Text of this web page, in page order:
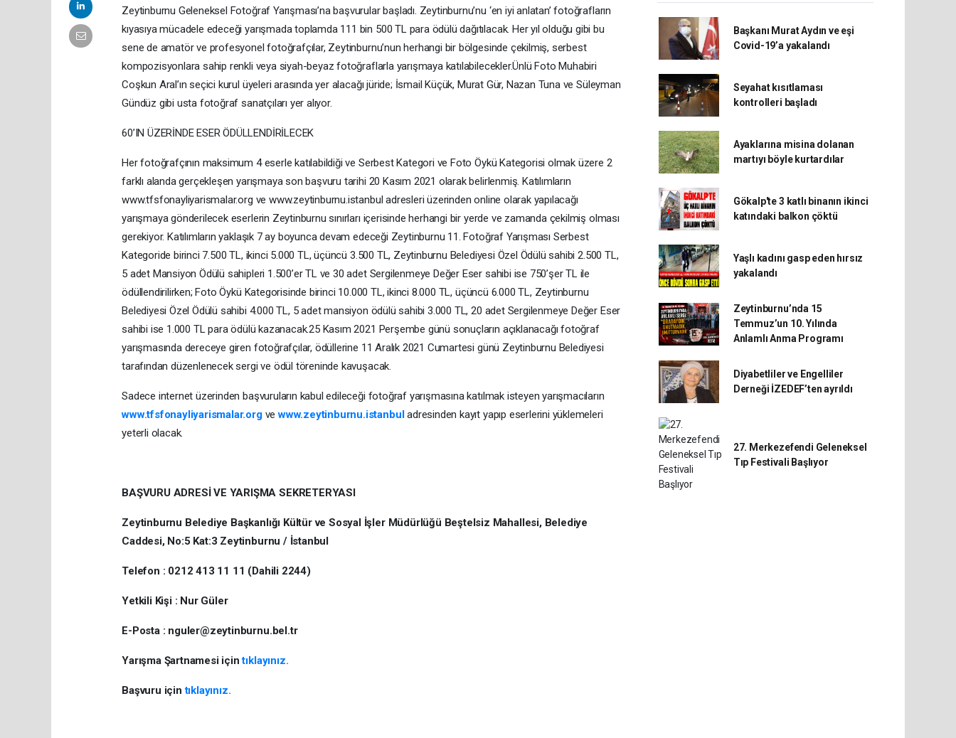
Zeytinburnu Geleneksel Fotoğraf Yarışması’na başvurular başladı. Zeytinburnu’nu ‘en iyi anlatan’ fotoğrafların
kıyasıya mücadele edeceği yarışmada toplamda 111 bin 500 TL para ödülü dağıtılacak. Her yıl olduğu gibi bu
sene de amatör ve profesyonel fotoğrafçılar, Zeytinburnu’nun herhangi bir bölgesinde çekilmiş, serbest
kompozisyonlara sahip renkli veya siyah-beyaz fotoğraflarla yarışmaya katılabilecekler.Ünlü Foto Muhabiri
Coşkun Aral’ın seçici kurul üyeleri arasında yer alacağı jüride; İsmail Küçük, Murat Gür, Nazan Tuna ve Süleyman
Gündüz gibi usta fotoğraf sanatçıları yer alıyor.
60’IN ÜZERİNDE ESER ÖDÜLLENDİRİLECEK
Her fotoğrafçının maksimum 4 eserle katılabildiği ve Serbest Kategori ve Foto Öykü Kategorisi olmak üzere 2
farklı alanda gerçekleşen yarışmaya son başvuru tarihi 20 Kasım 2021 olarak belirlenmiş. Katılımların
www.tfsfonayliyarismalar.org ve www.zeytinburnu.istanbul adresleri üzerinden online olarak yapılacağı
yarışmaya gönderilecek eserlerin Zeytinburnu sınırları içerisinde herhangi bir yerde ve zamanda çekilmiş olması
gerekiyor. Katılımların yaklaşık 7 ay boyunca devam edeceği Zeytinburnu 11. Fotoğraf Yarışması Serbest
Kategoride birinci 7.500 TL, ikinci 5.000 TL, üçüncü 3.500 TL, Zeytinburnu Belediyesi Özel Ödülü sahibi 2.500 TL,
5 adet Mansiyon Ödülü sahipleri 1.500’er TL ve 30 adet Sergilenmeye Değer Eser sahibi ise 750’şer TL ile
ödüllendirilirken; Foto Öykü Kategorisinde birinci 10.000 TL, ikinci 8.000 TL, üçüncü 6.000 TL, Zeytinburnu
Belediyesi Özel Ödülü sahibi 4.000 TL, 5 adet mansiyon ödülü sahibi 3.000 TL, 20 adet Sergilenmeye Değer Eser
sahibi ise 1.000 TL para ödülü kazanacak.25 Kasım 2021 Perşembe günü sonuçların açıklanacağı fotoğraf
yarışmasında dereceye giren fotoğrafçılar, ödüllerine 11 Aralık 2021 Cumartesi günü Zeytinburnu Belediyesi
tarafından düzenlenecek sergi ve ödül töreninde kavuşacak.
Sadece internet üzerinden başvuruların kabul edileceği fotoğraf yarışmasına katılmak isteyen yarışmacıların
www.tfsfonayliyarismalar.orgvewww.zeytinburnu.istanbuladresinden kayıt yapıp eserlerini yüklemeleri
yeterli olacak.
BAŞVURU ADRESİ VE YARIŞMA SEKRETERYASI
Zeytinburnu Belediye Başkanlığı Kültür ve Sosyal İşler Müdürlüğü Beştelsiz Mahallesi, Belediye
Caddesi, No:5 Kat:3 Zeytinburnu / İstanbul
Telefon : 0212 413 11 11 (Dahili 2244)
Yetkili Kişi : Nur Güler
E-Posta : nguler@zeytinburnu.bel.tr
Yarışma Şartnamesi içintıklayınız.
Başvuru içintıklayınız.
Başkanı Murat Aydın ve eşi
Covid-19’a yakalandı
Seyahat kısıtlaması
kontrolleri başladı
Ayaklarına misina dolanan
martıyı böyle kurtardılar
Gökalp'te 3 katlı binanın ikinci
katındaki balkon çöktü
Yaşlı kadını gasp eden hırsız
yakalandı
Zeytinburnu’nda 15
Temmuz’un 10. Yılında
Anlamlı Anma Programı
Diyabetliler ve Engelliler
Derneği İZEDEF’ten ayrıldı
27. Merkezefendi Geleneksel
Tıp Festivali Başlıyor